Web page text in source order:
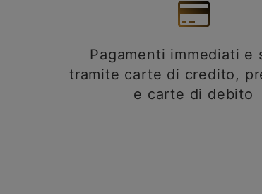
Pagamenti immediati e
tramite carte di credito,
e carte di debito